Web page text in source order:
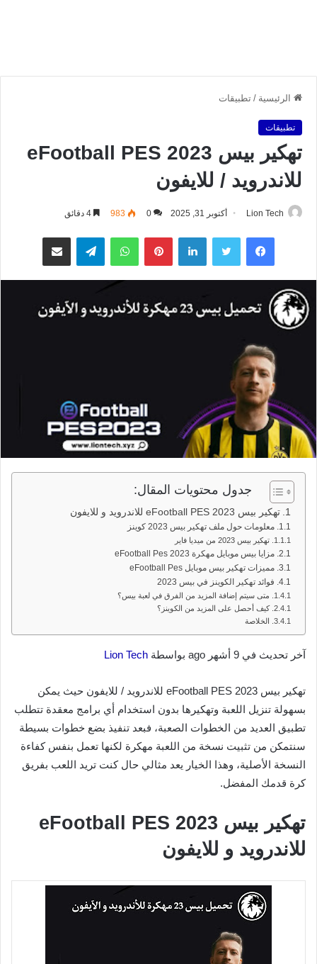
الرئيسية / تطبيقات
تطبيقات
تهكير بيس 2023 eFootball PES
للاندرويد / للايفون
Lion Tech أكتوبر 31, 2025 0
983
فيسبوك تويتر لينكدإن بينتيريستواتساب تيلقرام مشاركة عبر البريد
جدول محتويات المقال:
تهكير بيس 2023 eFootball PES للاندرويد و للايفون
معلومات حول ملف تهكير بيس 2023 كوينز
تهكير بيس 2023 من ميديا فاير
مزايا بيس موبايل مهكرة eFootball Pes 2023
مميزات تهكير بيس موبايل eFootball Pes
فوائد تهكير الكوينز في بيس 2023
متى سيتم إضافة المزيد من الفرق في لعبة بيس؟
كيف أحصل على المزيد من الكوينز؟
الخلاصة
آخر تحديث في 9 أشهر ago بواسطة Lion Tech
تهكير بيس 2023 eFootball PES للاندرويد / للايفون حيث يمكن
بسهولة تنزيل اللعبة وتهكيرها بدون استخدام أي برامج معقدة تتطلب
تطبيق العديد من الخطوات الصعبة، فبعد تنفيذ بضع خطوات بسيطة
سنتمكن من تثبيت نسخة من اللعبة مهكرة لكنها تعمل بنفس كفاءة
النسخة الأصلية، وهذا الخيار يعد مثالي حال كنت تريد اللعب بفريق
كرة قدمك المفضل.
تهكير بيس 2023 eFootball PES
للاندرويد و للايفون